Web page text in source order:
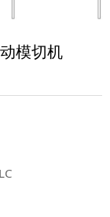
模切机
制
门子PLC